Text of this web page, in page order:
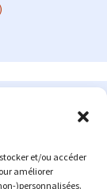
et/ou accéder
améliorer
)personnalisées.
depuis de
ma passion sur
connu un relatif
et me lancer